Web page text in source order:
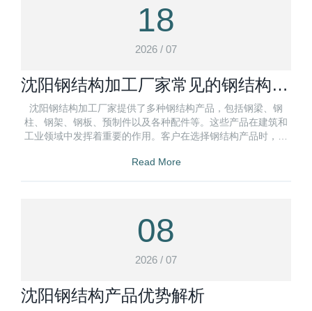
18
2026 / 07
沈阳钢结构加工厂家常见的钢结构产
品
沈阳钢结构加工厂家提供了多种钢结构产品，包括钢梁、钢
柱、钢架、钢板、预制件以及各种配件等。这些产品在建筑和
工业领域中发挥着重要的作用。客户在选择钢结构产品时，可
Read More
08
2026 / 07
沈阳钢结构产品优势解析